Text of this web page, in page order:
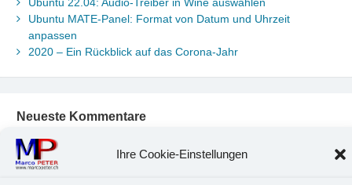
Ihre Cookie-Einstellungen
Ubuntu MATE-Panel: Format von Datum und Uhrzeit
anpassen
2020 – Ein Rückblick auf das Corona-Jahr
Neueste Kommentare
Chr. Kotte
Marco Peter
Ubuntu MATE-Panel: Format von Datum und